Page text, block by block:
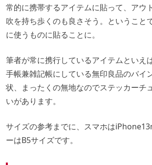
常的に携帯するアイテムに貼って、アウ
吹を持ち歩くのも良さそう。ということ
に使うものに貼ることに。
筆者が常に携行しているアイテムといえ
手帳兼雑記帳にしている無印良品のバイ
状、まったくの無地なのでステッカーチ
いがあります。
サイズの参考までに、スマホは
ーはB5サイズです。